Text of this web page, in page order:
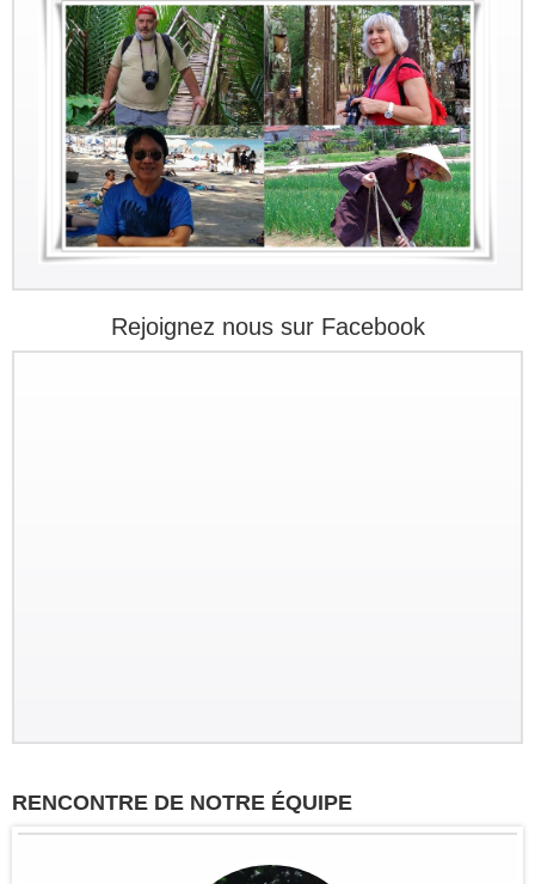
Rejoignez nous sur Facebook
RENCONTRE DE NOTRE ÉQUIPECircuit personnalisé 20 jours/19 nuits
du Sud au Nord : Saigon - Delta du
Mékong - Can Tho - Saigon - Envol
Hue - Envol pour...